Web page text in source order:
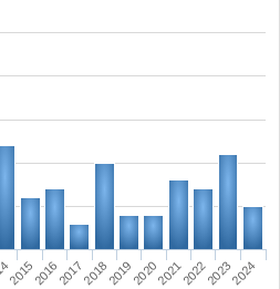
2015201620172018201920202021202220232024